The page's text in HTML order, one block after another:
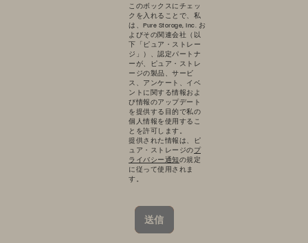
このボックスにチェッ
クを入れることで、私
は、Pure Storage, Inc. お
よびその関連会社（以
下「ピュア・ストレー
ジ」）、認定パートナ
ーが、ピュア・ストレ
ージの製品、サービ
ス、アンケート、イベ
ントに関する情報およ
び情報のアップデート
を提供する目的で私の
個人情報を使用するこ
とを許可します。
提供された情報は、ピ
ュア・ストレージのプ
ライバシー通知の規定
に従って使用されま
す。
送信